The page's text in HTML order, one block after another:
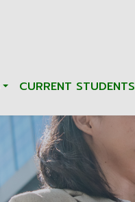
CURRENT STUDENTS